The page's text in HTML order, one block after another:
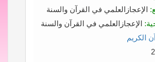
الإعجازالعلمي في القرآن والسنة
الإعجازالعلمي في القرآن والسنة
الكريم